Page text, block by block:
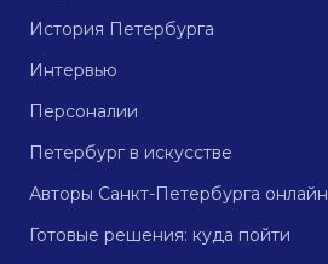
История Петербурга
Интервью
Персоналии
Петербург в искусстве
Авторы Санкт-Петербурга онлайн
Готовые решения: куда пойти